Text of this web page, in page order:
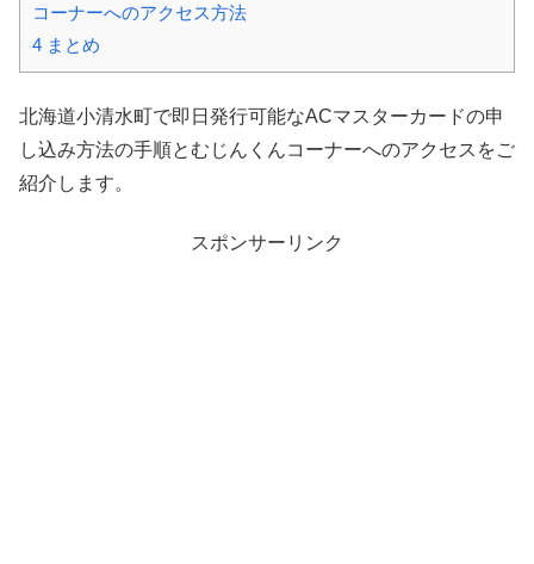
コーナーへのアクセス方法
4 まとめ
北海道小清水町で即日発行可能なACマスターカードの申
し込み方法の手順とむじんくんコーナーへのアクセスをご
紹介します。
スポンサーリンク